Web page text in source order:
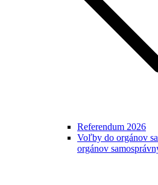
Referendum 2026
Voľby do orgánov
orgánov